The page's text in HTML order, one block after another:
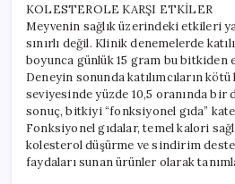
KOLESTEROLE KARŞI ETKİLER
Meyvenin sağlık üzerindeki etkileri
sınırlı değil. Klinik denemelerde
boyunca günlük 15 gram bu bitkiden
Deneyin sonunda katılımcıların
seviyesinde yüzde 10,5 oranında bir
sonuç, bitkiyi “fonksiyonel gıda”
Fonksiyonel gıdalar, temel kalori
kolesterol düşürme ve sindirim
faydaları sunan ürünler olarak